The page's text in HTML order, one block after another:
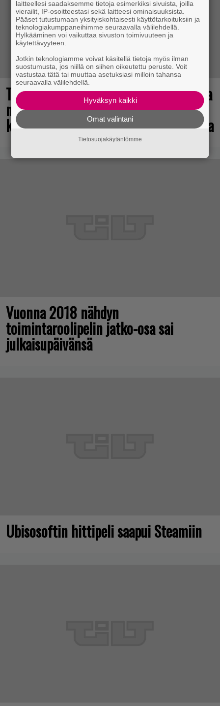
Tulevasta Resident Evil -uusioversiosta
näyttäisi tulevan menestys – jo yli
kahden miljoonan pelaajan toivelistalla
Vuonna 2018 nähdyn
toimintaroolipelin jatko-osa sai
julkaisupäivänsä
Ubisosoftin hittipeli saapui Steamiin
laitteellesi saadaksemme tietoja esimerkiksi sivuista, joilla
vierailit, IP-osoitteestasi sekä laitteesi ominaisuuksista.
Pääset tutustumaan yksityiskohtaisesti käyttötarkoituksiin ja
teknologiakumppaneihimme seuraavalla välilehdellä.
Hylkääminen voi vaikuttaa sivuston toimivuuteen ja
käytettävyyteen.
Jotkin teknologiamme voivat käsitellä tietoja myös ilman
suostumusta, jos niillä on siihen oikeutettu peruste. Voit
vastustaa tätä tai muuttaa asetuksiasi milloin tahansa
seuraavalla välilehdellä.
Hyväksyn kaikki
Omat valintani
Tietosuojakäytäntömme